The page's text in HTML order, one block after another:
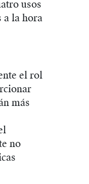
usos
a la hora
el rol
más
no